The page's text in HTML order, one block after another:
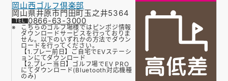
岡山西ゴルフ倶楽部
岡山県井原市門田町玉之井5364
0866-63-3000
こちらのゴルフ場様ではピンポジ情報
ダウンロードサービスを行っておりま
せん。以下のいずれかの方法でダウン
ロードを行ってください。
【1.プレー前日】ご自宅でEVステーシ
ョンにてダウンロード
【2.プレー当日】ゴルフ場でEV PRO
にてダウンロード(Bluetooth対応機種
のみ)